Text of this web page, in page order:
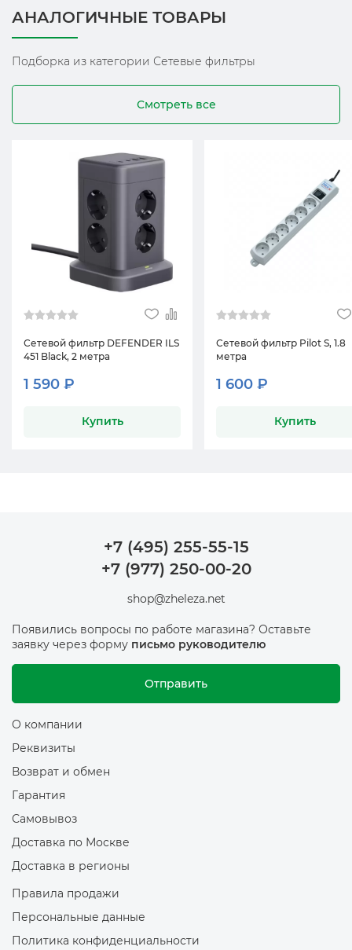
АНАЛОГИЧНЫЕ ТОВАРЫ
Подборка из категории Сетевые фильтры
Смотреть все
Сетевой фильтр DEFENDER ILS
451 Black, 2 метра
1 590 ₽
Купить
Сетевой фильтр Pilot S, 1.8
метра
1 600 ₽
Купить
+7 (495) 255-55-15
+7 (977) 250-00-20
shop@zheleza.net
Появились вопросы по работе магазина? Оставьте
заявку через форму письмо руководителю
Отправить
О компании
Реквизиты
Возврат и обмен
Гарантия
Самовывоз
Доставка по Москве
Доставка в регионы
Правила продажи
Персональные данные
Политика конфиденциальности